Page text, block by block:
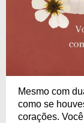
Mesmo com
como se
corações.